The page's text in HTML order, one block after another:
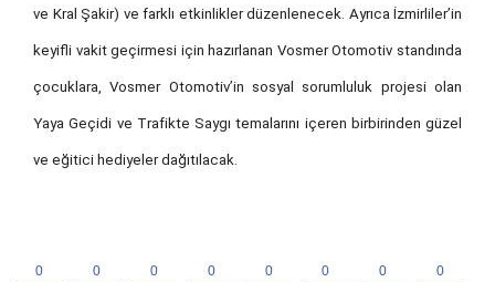
ve Kral Şakir) ve farklı etkinlikler düzenlenecek. Ayrıca İzmirliler’in
keyifli vakit geçirmesi için hazırlanan Vosmer Otomotiv standında
çocuklara, Vosmer Otomotiv’in sosyal sorumluluk projesi olan
Yaya Geçidi ve Trafikte Saygı temalarını içeren birbirinden güzel
ve eğitici hediyeler dağıtılacak.